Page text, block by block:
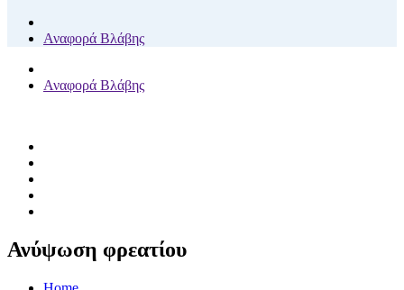
Αναφορά Βλάβης
Αναφορά Βλάβης
Ανύψωση φρεατίου